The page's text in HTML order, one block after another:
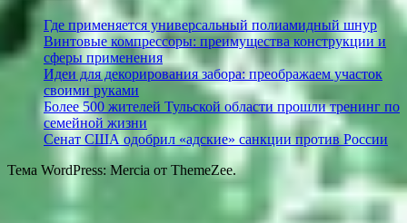
Где применяется универсальный полиамидный шнур
Винтовые компрессоры: преимущества конструкции и
сферы применения
Идеи для декорирования забора: преображаем участок
своими руками
Более 500 жителей Тульской области прошли тренинг по
семейной жизни
Сенат США одобрил «адские» санкции против России
Тема WordPress: Mercia от ThemeZee.